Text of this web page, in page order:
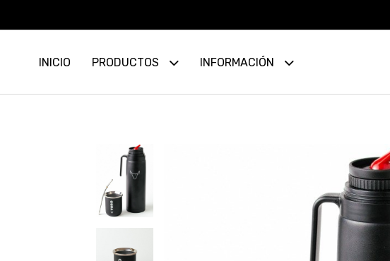
INICIO PRODUCTOS INFORMACIÓN